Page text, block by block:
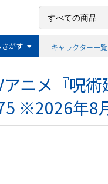
がす キャラクター一覧
アニメ『呪
※2026年8